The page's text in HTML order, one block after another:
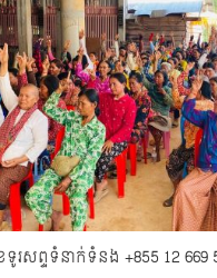
រសព្ទទំនាក់ទំនង +855 12 669